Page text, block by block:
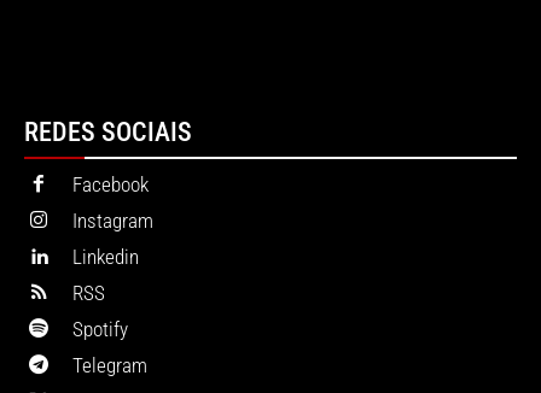
REDES SOCIAIS
Facebook
Instagram
Linkedin
RSS
Spotify
Telegram